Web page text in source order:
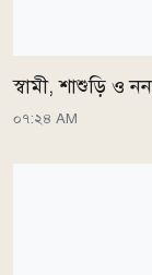
স্বামী, শাশুড়ি ও
০৭:২৪ AM